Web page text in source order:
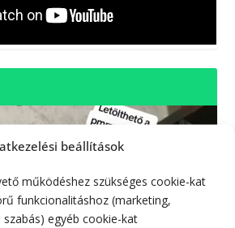
beállítások
működéshez szükséges cookie-kat
funkcionalitáshoz (marketing,
egyéb cookie-kat